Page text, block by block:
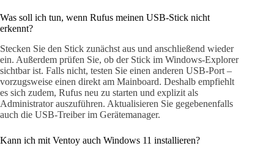
Was soll ich tun, wenn Rufus meinen USB-Stick nicht
erkennt?
Stecken Sie den Stick zunächst aus und anschließend wieder
ein. Außerdem prüfen Sie, ob der Stick im Windows-Explorer
sichtbar ist. Falls nicht, testen Sie einen anderen USB-Port –
vorzugsweise einen direkt am Mainboard. Deshalb empfiehlt
es sich zudem, Rufus neu zu starten und explizit als
Administrator auszuführen. Aktualisieren Sie gegebenenfalls
auch die USB-Treiber im Gerätemanager.
Kann ich mit Ventoy auch Windows 11 installieren?